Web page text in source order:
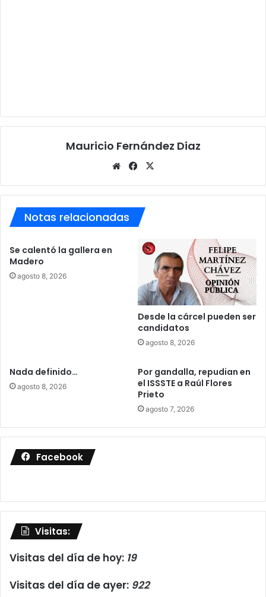
Mauricio Fernández Diaz
Sitio
Facebook
Notas relacionadas
Se calentó la gallera en
Madero
agosto 8, 2026
Desde la cárcel pueden ser
candidatos
agosto 8, 2026
Nada definido…
agosto 8, 2026
Por gandalla, repudian en
el ISSSTE a Raúl Flores
Prieto
agosto 7, 2026
Facebook
Visitas:
Visitas del día de hoy: 19
Visitas del día de ayer: 922